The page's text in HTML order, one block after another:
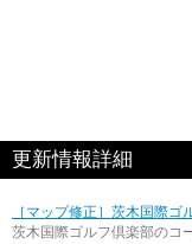
更新情報詳細
［マップ修正］茨木国際ゴ
茨木国際ゴルフ倶楽部のコ